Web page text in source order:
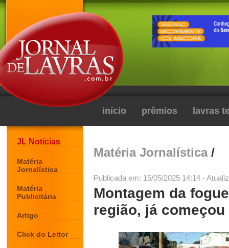
início prêmios lavras
JL Notícias
Matéria
Jornalística
Matéria
Publicitária
Artigo
Click do Leitor
Matéria Jornalística/
Publicada em: 15/05/2025 14:14 -
Montagem da
região, já começou